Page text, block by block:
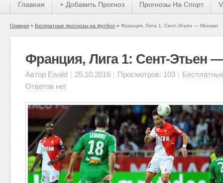
Главная + Добавить Прогноз Прогнозы На Спорт
Главная Бесплатные прогнозы на футбол Франция, Лига 1: Сент-Этьен — Монако
Франция, Лига 1: Сент-Этьен
Автор Ewald | 25.10.2016 | Просмотров: 103 |
Ответов нет